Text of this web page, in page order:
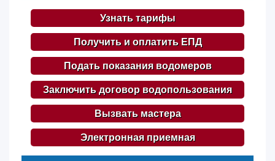
Узнать тарифы
Получить и оплатить ЕПД
Подать показания водомеров
Заключить договор водопользования
Вызвать мастера
Электронная приемная